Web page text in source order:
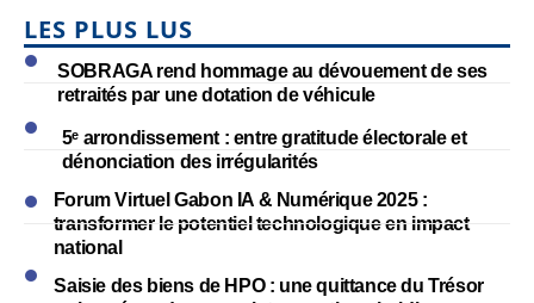
LES PLUS LUS
SOBRAGA rend hommage au dévouement de ses
retraités par une dotation de véhicule
5ᵉ arrondissement : entre gratitude électorale et
dénonciation des irrégularités
Forum Virtuel Gabon IA & Numérique 2025 :
transformer le potentiel technologique en impact
national
Saisie des biens de HPO : une quittance du Trésor